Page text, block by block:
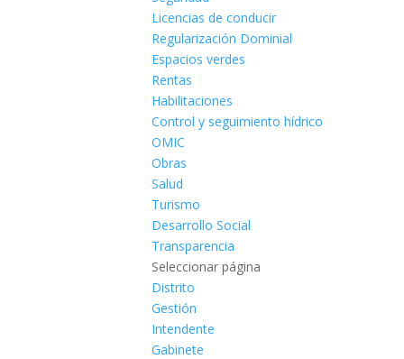
Licencias de conducir
Regularización Dominial
Espacios verdes
Rentas
Habilitaciones
Control y seguimiento hídrico
OMIC
Obras
Salud
Turismo
Desarrollo Social
Transparencia
Seleccionar página
Distrito
Gestión
Intendente
Gabinete